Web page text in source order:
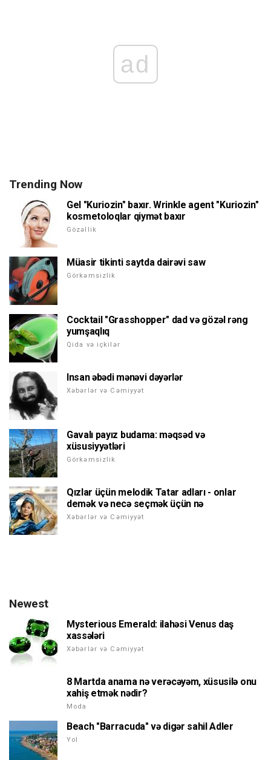
ad
Trending Now
Gel "Kuriozin" baxır. Wrinkle agent "Kuriozin"
kosmetoloqlar qiymət baxır
Gözəllik
Müasir tikinti saytda dairəvi saw
Görkəmsizlik
Cocktail "Grasshopper" dad və gözəl rəng
yumşaqlıq
Qida və içkilər
Insan əbədi mənəvi dəyərlər
Xəbərlər və Cəmiyyət
Gavalı payız budama: məqsəd və
xüsusiyyətləri
Görkəmsizlik
Qızlar üçün melodik Tatar adları - onlar
demək və necə seçmək üçün nə
Xəbərlər və Cəmiyyət
Newest
Mysterious Emerald: ilahəsi Venus daş
xassələri
Xəbərlər və Cəmiyyət
8 Martda anama nə verəcəyəm, xüsusilə onu
xahiş etmək nədir?
Moda
Beach "Barracuda" və digər sahil Adler
Yol